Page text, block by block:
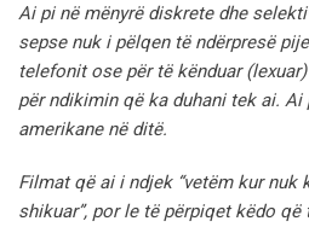
Ai pi në mënyrë diskrete dhe
sepse nuk i pëlqen të ndërpresë
telefonit ose për të kënduar
për ndikimin që ka duhani tek ai. Ai
amerikane në ditë.
Filmat që ai i ndjek “vetëm kur nuk
shikuar”, por le të përpiqet këdo